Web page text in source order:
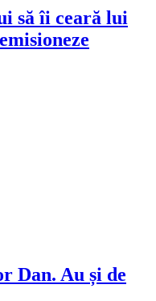
să îi ceară lui
Dan. Au și de